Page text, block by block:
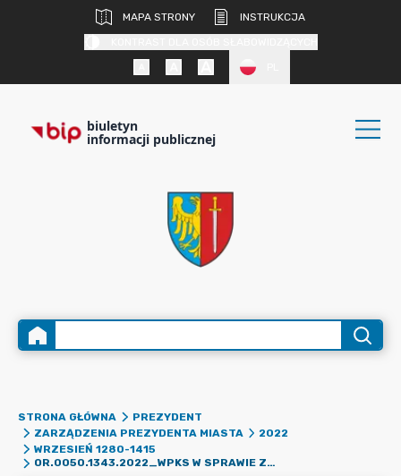
MAPA STRONY
INSTRUKCJA
biuletyn
informacji publicznej
STRONA GŁÓWNA
PREZYDENT
ZARZĄDZENIA PREZYDENTA MIASTA
2022
WRZESIEŃ 1280-1415
OR.0050.1343.2022_WPKS W SPRAWIE ZAMÓWIENIA NA KAMPANIĘ PROMOCYJNĄ W ZWIĄZKU Z NOMINACJĄ DO TYTUŁU "SYMBOL SKUTECZNEGO ZARZĄDZANIA 2022"